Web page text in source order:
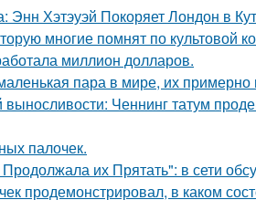
Энн Хэтэуэй Покоряет Лондон в
многие помнят по культовой
миллион долларов.
пара в мире, их примерно
Ченнинг татум
палочек.
их Прятать": в сети
продемонстрировал, в каком